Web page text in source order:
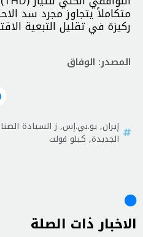
متكاملاً يتجاوز مجرد سد
ركيزة في تقليل التبعية
المصدر: الوفاق
إيران,يو.بي.إس,ز السيادة
الجديدة, كيلو فولت
الاخبار ذات الصلة